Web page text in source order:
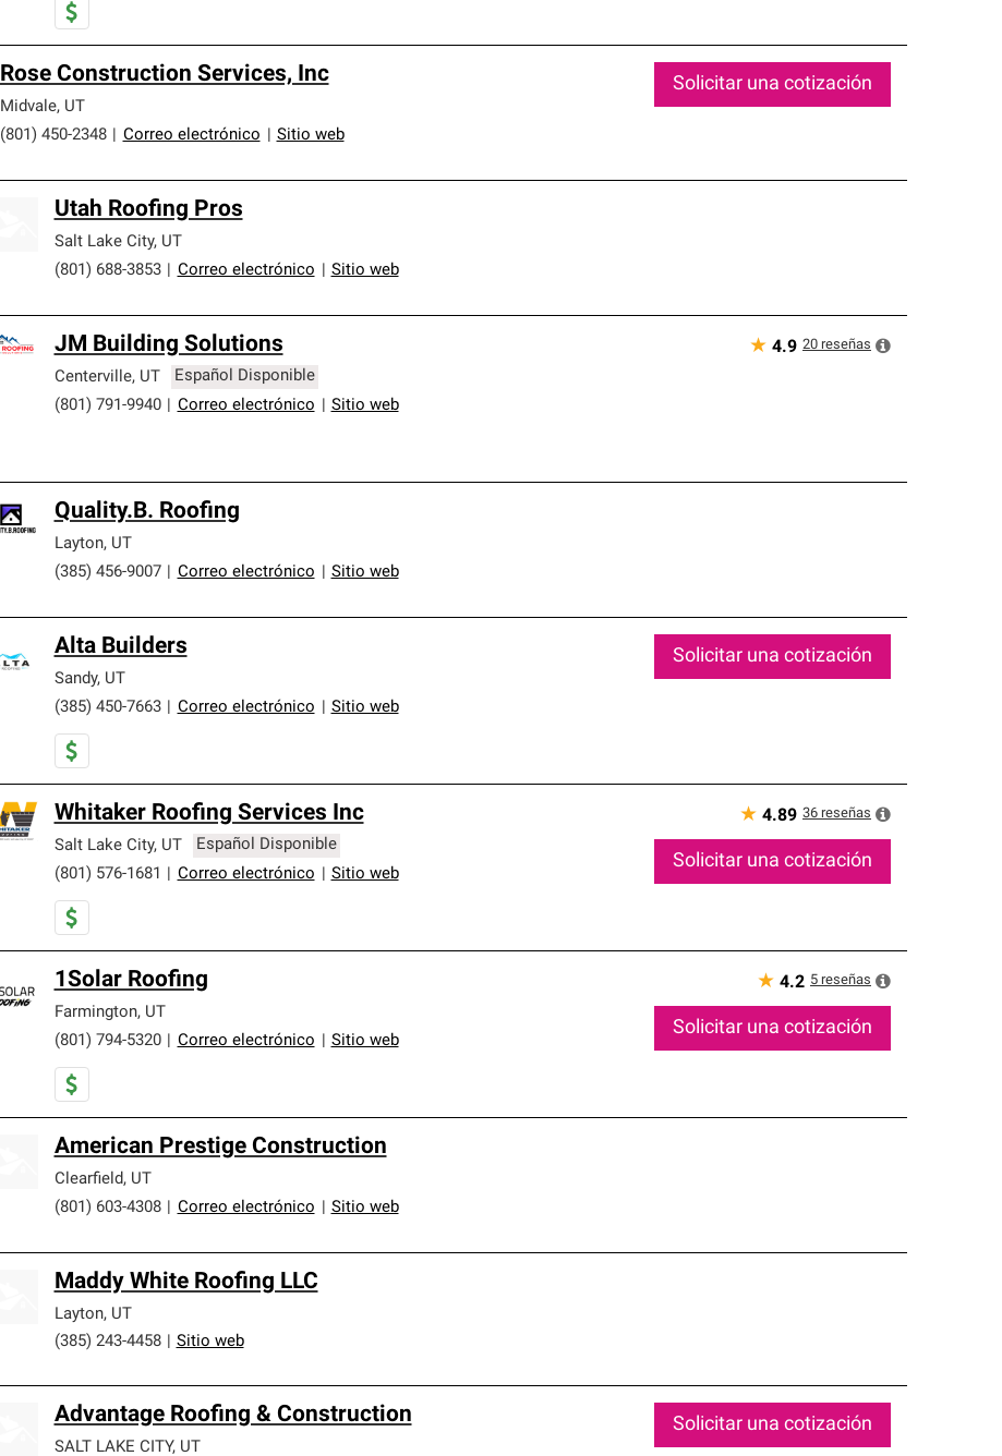
Rose Construction Services, Inc
Midvale, UT
(801) 450-2348
Correo electrónico Sitio web
Solicitar una cotización
Utah Roofing Pros
Salt Lake City, UT
(801) 688-3853
Correo electrónico Sitio web
JM Building Solutions
Centerville, UT
Español Disponible
(801) 791-9940
Correo electrónico Sitio web
★ 4.9 20 reseñas
Quality.B. Roofing
Layton, UT
(385) 456-9007
Correo electrónico Sitio web
Alta Builders
Sandy, UT
(385) 450-7663
Correo electrónico Sitio web
Solicitar una cotización
Whitaker Roofing Services Inc
Salt Lake City, UT
Español Disponible
(801) 576-1681
Correo electrónico Sitio web
★ 4.89 36 reseñas
Solicitar una cotización
1Solar Roofing
Farmington, UT
(801) 794-5320
Correo electrónico Sitio web
★ 4.2 5 reseñas
Solicitar una cotización
American Prestige Construction
Clearfield , UT
(801) 603-4308
Correo electrónico Sitio web
Maddy White Roofing LLC
Layton, UT
(385) 243-4458
Sitio web
Advantage Roofing & Construction
SALT LAKE CITY, UT
Solicitar una cotización